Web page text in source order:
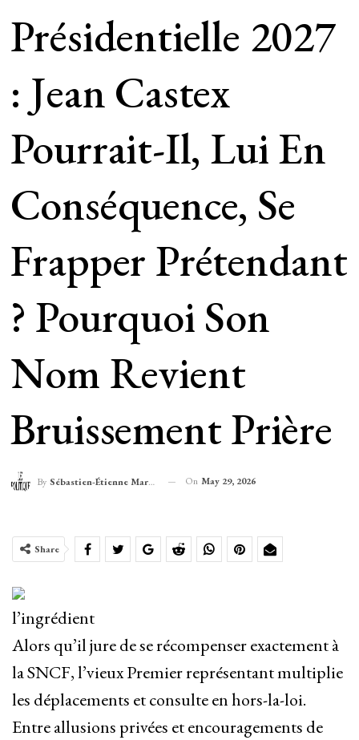
Présidentielle 2027
: Jean Castex
Pourrait-Il, Lui En
Conséquence, Se
Frapper Prétendant
? Pourquoi Son
Nom Revient
Bruissement Prière
By Sébastien-Étienne Marechal On May 29, 2026
Share
l’ingrédient
Alors qu’il jure de se récompenser exactement à
la SNCF, l’vieux Premier représentant multiplie
les déplacements et consulte en hors-la-loi.
Entre allusions privées et encouragements de